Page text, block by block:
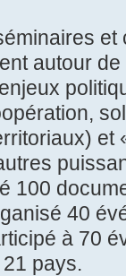
autour
et
100
40
à 70
pays.